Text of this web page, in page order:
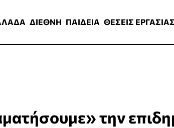
ΔΙΕΘΝΗ ΠΑΙΔΕΙΑ ΘΕΣΕΙΣ ΕΡΓΑΣΙΑΣ
την